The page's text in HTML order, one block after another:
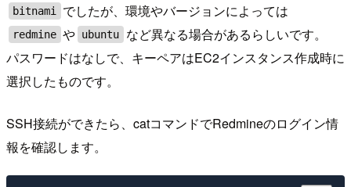
bitnami でしたが、環境やバージョンによっては
redmine や ubuntu
など異なる場合があるらしいです。
パスワードはなしで、キーペアはEC2インスタンス作成時に
選択したものです。
SSH接続ができたら、catコマンドでRedmineのログイン情
報を確認します。